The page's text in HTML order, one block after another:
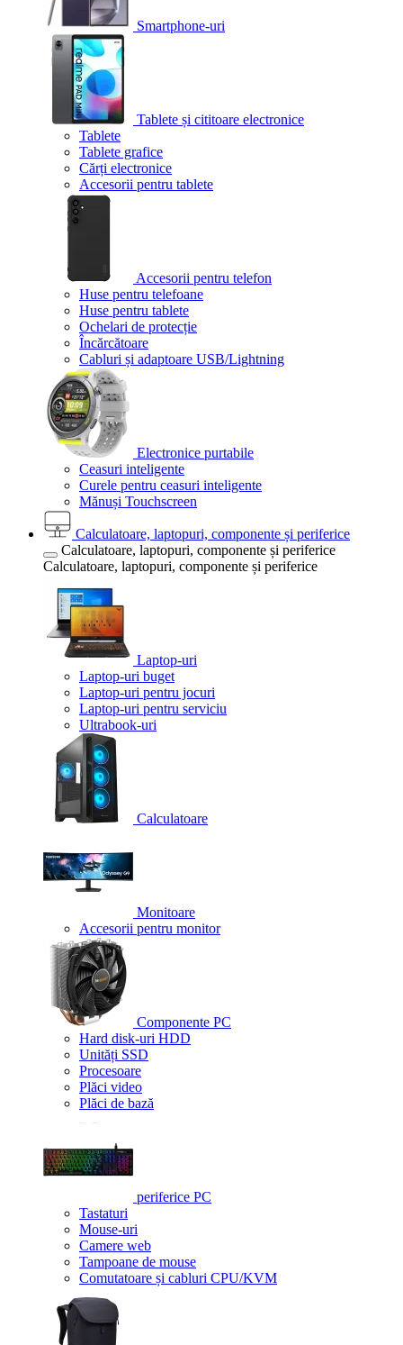
Smartphone-uri
Tablete și cititoare electronice
Tablete
Tablete grafice
Cărți electronice
Accesorii pentru tablete
Accesorii pentru telefon
Huse pentru telefoane
Huse pentru tablete
Ochelari de protecție
Încărcătoare
Cabluri și adaptoare USB/Lightning
Electronice purtabile
Ceasuri inteligente
Curele pentru ceasuri inteligente
Mănuși Touchscreen
Calculatoare, laptopuri, componente și periferice
Calculatoare, laptopuri, componente și periferice
Calculatoare, laptopuri, componente și periferice
Laptop-uri
Laptop-uri buget
Laptop-uri pentru jocuri
Laptop-uri pentru serviciu
Ultrabook-uri
Calculatoare
Monitoare
Accesorii pentru monitor
Componente PC
Hard disk-uri HDD
Unități SSD
Procesoare
Plăci video
Plăci de bază
periferice PC
Tastaturi
Mouse-uri
Camere web
Tampoane de mouse
Comutatoare și cabluri CPU/KVM